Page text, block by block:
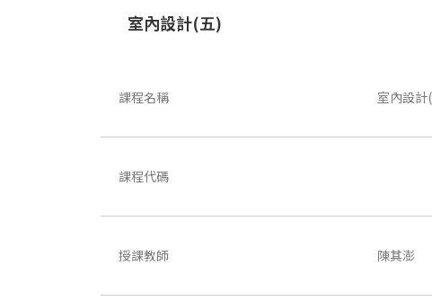
室內設計(五)
課程名稱 室內設計
課程代碼
授課教師 陳其澎